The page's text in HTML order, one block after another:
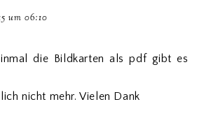
um 06:10
die Bildkarten als pdf gibt es
nicht mehr. Vielen Dank